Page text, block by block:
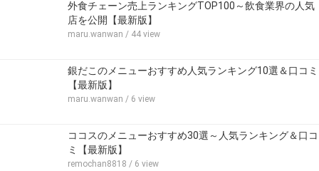
外食チェーン売上ランキングTOP100～飲食業界の人気
店を公開【最新版】
maru.wanwan / 44 view
銀だこのメニューおすすめ人気ランキング10選＆口コミ
【最新版】
maru.wanwan / 6 view
ココスのメニューおすすめ30選～人気ランキング＆口コ
ミ【最新版】
remochan8818 / 6 view